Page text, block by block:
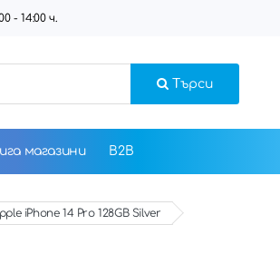
- 14:00 ч.
Търси
магазини B2B
iPhone 14 Pro 128GB Silver